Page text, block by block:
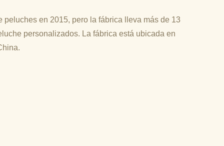
peluches en 2015, pero la fábrica lleva más de 13
personalizados. La fábrica está ubicada en